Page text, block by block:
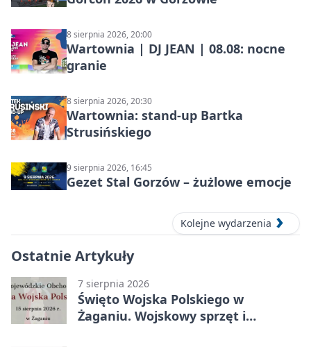
8 sierpnia 2026, 20:00
Wartownia | DJ JEAN | 08.08: nocne
granie
8 sierpnia 2026, 20:30
Wartownia: stand-up Bartka
Strusińskiego
9 sierpnia 2026, 16:45
Gezet Stal Gorzów – żużlowe emocje
Kolejne wydarzenia
Ostatnie Artykuły
7 sierpnia 2026
Święto Wojska Polskiego w
Żaganiu. Wojskowy sprzęt i